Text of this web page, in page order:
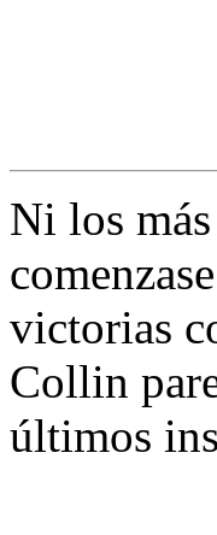
Ni los
victorias
Collin
últimos